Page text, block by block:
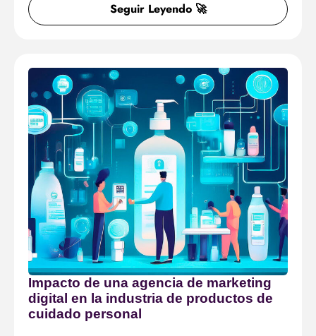
Seguir Leyendo 🚀
Impacto de una agencia de marketing
digital en la industria de productos de
cuidado personal